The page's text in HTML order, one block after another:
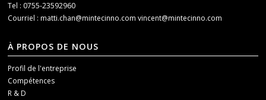
Tel : 0755-23592960
Courriel :matti.chan@mintecinno.comvincent@mintecinno.com
À PROPOS DE NOUS
Profil de l'entreprise
Compétences
R & D